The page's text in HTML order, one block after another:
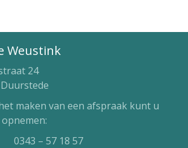
Weustink
24
maken van een afspraak kunt u
0343 – 57 18 57